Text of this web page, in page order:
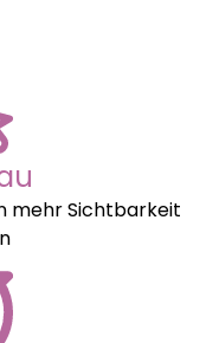
mehr Sichtbarkeit